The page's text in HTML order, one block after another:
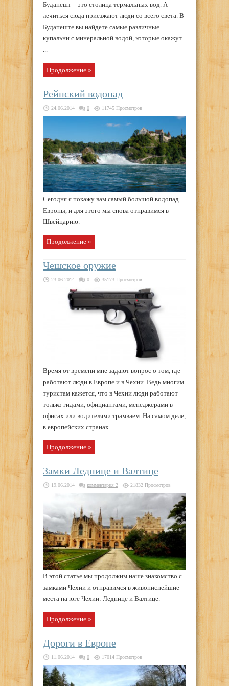
Будапешт – это столица термальных вод. А
лечиться сюда приезжают люди со всего света. В
Будапеште вы найдете самые различные
купальни с минеральной водой, которые окажут
...
Продолжение »
Рейнский водопад
24.06.2014 0 11745 Просмотров
Сегодня я покажу вам самый большой водопад
Европы, и для этого мы снова отправимся в
Швейцарию.
Продолжение »
Чешское оружие
23.06.2014 0 35173 Просмотров
Время от времени мне задают вопрос о том, где
работают люди в Европе и в Чехии. Ведь многим
туристам кажется, что в Чехии люди работают
только гидами, официантами, менеджерами в
офисах или водителями трамваем. На самом деле,
в европейских странах ...
Продолжение »
Замки Леднице и Валтице
19.06.2014 комментария 2 21832 Просмотров
В этой статье мы продолжим наше знакомство с
замками Чехии и отправимся в живописнейшие
места на юге Чехии: Леднице и Валтице.
Продолжение »
Дороги в Европе
11.06.2014 0 17014 Просмотров